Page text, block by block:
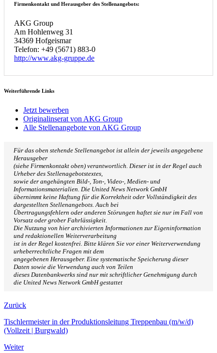
Firmenkontakt und Herausgeber des Stellenangebots:
AKG Group
Am Hohlenweg 31
34369 Hofgeismar
Telefon: +49 (5671) 883-0
http://www.akg-gruppe.de
Weiterführende Links
Jetzt bewerben
Originalinserat von AKG Group
Alle Stellenangebote von AKG Group
Für das oben stehende Stellenangebot ist allein der jeweils angegebene
Herausgeber
(siehe Firmenkontakt oben) verantwortlich. Dieser ist in der Regel auch
Urheber des Stellenagebotstextes,
sowie der angehängten Bild-, Ton-, Video-, Medien- und
Informationsmaterialien. Die United News Network GmbH
übernimmt keine Haftung für die Korrektheit oder Vollständigkeit des
dargestellten Stellenangebots. Auch bei
Übertragungsfehlern oder anderen Störungen haftet sie nur im Fall von
Vorsatz oder grober Fahrlässigkeit.
Die Nutzung von hier archivierten Informationen zur Eigeninformation
und redaktionellen Weiterverarbeitung
ist in der Regel kostenfrei. Bitte klären Sie vor einer Weiterverwendung
urheberrechtliche Fragen mit dem
angegebenen Herausgeber. Eine systematische Speicherung dieser
Daten sowie die Verwendung auch von Teilen
dieses Datenbankwerks sind nur mit schriftlicher Genehmigung durch
die United News Network GmbH gestattet
Zurück
Tischlermeister in der Produktionsleitung Treppenbau (m/w/d)
(Vollzeit | Burgwald)
Weiter